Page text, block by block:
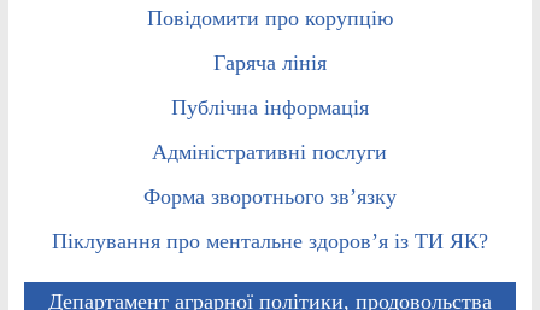
Повідомити про корупцію
Гаряча лінія
Публічна інформація
Адміністративні послуги
Форма зворотнього зв’язку
Піклування про ментальне здоров’я із ТИ ЯК?
Департамент аграрної політики, продовольства